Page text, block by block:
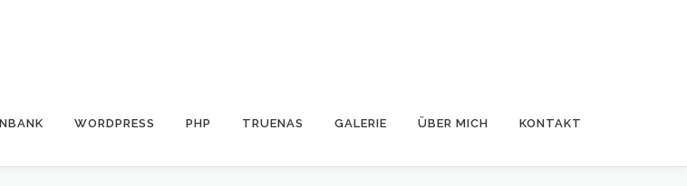
WORDPRESS PHP TRUENAS GALERIE ÜBER MICH KONTAKT